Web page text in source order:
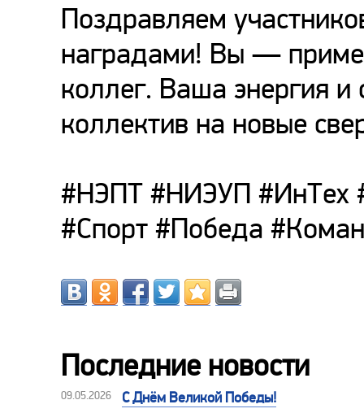
Поздравляем
наградами! Вы —
коллег. Ваша энергия
коллектив на новые
#НЭПТ #НИЭУП #ИнТех
#Спорт #Победа
Последние новости
09.05.2026 С Днём Великой Победы!